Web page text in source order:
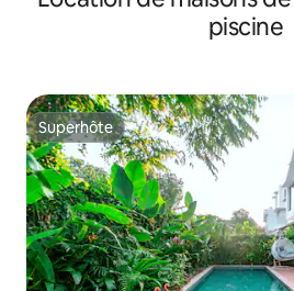
piscine
Superhôte
Superhôte